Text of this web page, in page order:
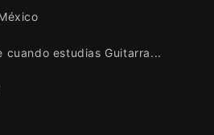
cuando estudias Guitarra...